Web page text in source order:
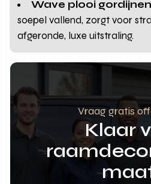
Wave plooi gordijnen
soepel vallend, zorgt voor
afgeronde, luxe uitstraling.
Vraag gratis
Klaar